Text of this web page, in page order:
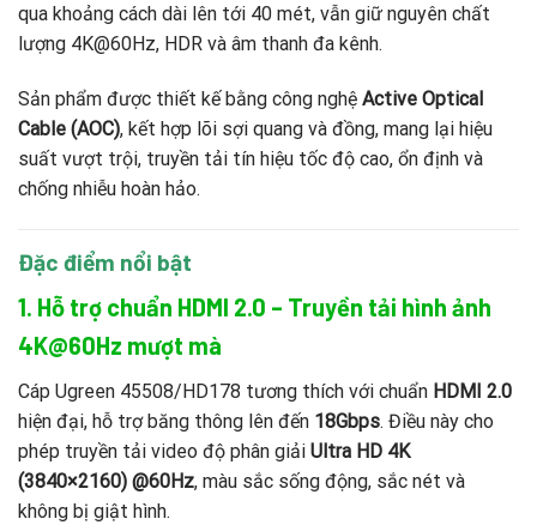
qua khoảng cách dài lên tới 40 mét, vẫn giữ nguyên chất
lượng 4K@60Hz, HDR và âm thanh đa kênh.
Sản phẩm được thiết kế bằng công nghệ Active Optical
Cable (AOC), kết hợp lõi sợi quang và đồng, mang lại hiệu
suất vượt trội, truyền tải tín hiệu tốc độ cao, ổn định và
chống nhiễu hoàn hảo.
Đặc điểm nổi bật
1. Hỗ trợ chuẩn HDMI 2.0 – Truyền tải hình ảnh
4K@60Hz mượt mà
Cáp Ugreen 45508/HD178 tương thích với chuẩn HDMI 2.0
hiện đại, hỗ trợ băng thông lên đến 18Gbps. Điều này cho
phép truyền tải video độ phân giải Ultra HD 4K
(3840×2160) @60Hz, màu sắc sống động, sắc nét và
không bị giật hình.